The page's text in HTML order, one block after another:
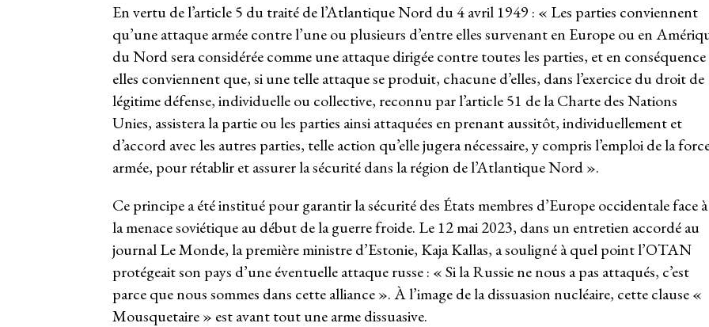
En vertu de l’article 5 du traité de l’Atlantique Nord du 4 avril 1949 : « Les parties conviennent
qu’une attaque armée contre l’une ou plusieurs d’entre elles survenant en Europe ou en
du Nord sera considérée comme une attaque dirigée contre toutes les parties, et en conséquence
elles conviennent que, si une telle attaque se produit, chacune d’elles, dans l’exercice du droit de
légitime défense, individuelle ou collective, reconnu par l’article 51 de la Charte des Nations
Unies, assistera la partie ou les parties ainsi attaquées en prenant aussitôt, individuellement et
d’accord avec les autres parties, telle action qu’elle jugera nécessaire, y compris l’emploi de la
armée, pour rétablir et assurer la sécurité dans la région de l’Atlantique Nord ».
Ce principe a été institué pour garantir la sécurité des États membres d’Europe occidentale face à
la menace soviétique au début de la guerre froide. Le 12 mai 2023, dans un entretien accordé au
journal Le Monde, la première ministre d’Estonie, Kaja Kallas, a souligné à quel point l’OTAN
protégeait son pays d’une éventuelle attaque russe : « Si la Russie ne nous a pas attaqués, c’est
parce que nous sommes dans cette alliance ». À l’image de la dissuasion nucléaire, cette clause «
Mousquetaire » est avant tout une arme dissuasive.